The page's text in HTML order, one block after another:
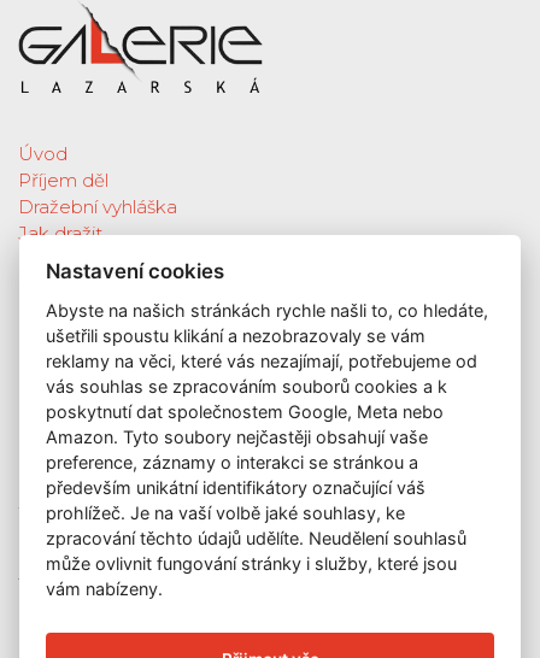
Úvod
Příjem děl
Dražební vyhláška
Jak dražit
Galerie
Katalog vydražených děl
O nás
GDPR
Kontakt
KONTAKT
GALERIE LAZARSKÁ
Lazarská 7
110 00 Praha 1
E-mail:
info@galerielazarska.cz
Telefon:
+420 222 523 739
Nastavení cookies
Abyste na našich stránkách rychle našli to, co hledáte,
ušetřili spoustu klikání a nezobrazovaly se vám
reklamy na věci, které vás nezajímají, potřebujeme od
vás souhlas se zpracováním souborů cookies a k
poskytnutí dat společnostem Google, Meta nebo
Amazon. Tyto soubory nejčastěji obsahují vaše
preference, záznamy o interakci se stránkou a
především unikátní identifikátory označující váš
prohlížeč. Je na vaší volbě jaké souhlasy, ke
zpracování těchto údajů udělíte. Neudělení souhlasů
může ovlivnit fungování stránky i služby, které jsou
vám nabízeny.